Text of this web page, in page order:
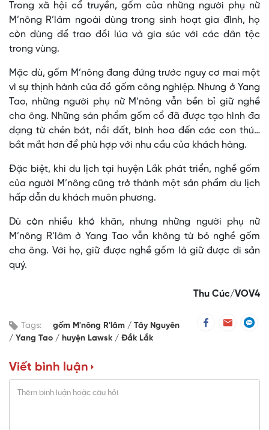
Trong xã hội cổ truyền, gốm của những người phụ nữ
M’nông R’lâm ngoài dùng trong sinh hoạt gia đình, họ
còn dùng để trao đổi lúa và gia súc với các dân tộc
trong vùng.
Mặc dù, gốm M’nông đang đứng trước nguy cơ mai một
vì sự thịnh hành của đồ gốm công nghiệp. Nhưng ở Yang
Tao, những người phụ nữ M’nông vẫn bền bỉ giữ nghề
cha ông. Những sản phẩm gốm cổ đã được tạo hình đa
dạng từ chén bát, nồi đất, bình hoa đến các con thú…
bắt mắt hơn để phù hợp với nhu cầu của khách hàng.
Đặc biệt, khi du lịch tại huyện Lắk phát triển, nghề gốm
của người M’nông cũng trở thành một sản phẩm du lịch
hấp dẫn du khách muôn phương.
Dù còn nhiều khó khăn, nhưng những người phụ nữ
M’nông R’lâm ở Yang Tao vẫn không từ bỏ nghề gốm
cha ông. Với họ, giữ được nghề gốm là giữ được di sản
quý.
Thu Cúc/VOV4
Tags: gốm M'nông R'lâm
Tây Nguyên
Yang Tao
huyện Lawsk Đắk Lắk
Viết bình luận